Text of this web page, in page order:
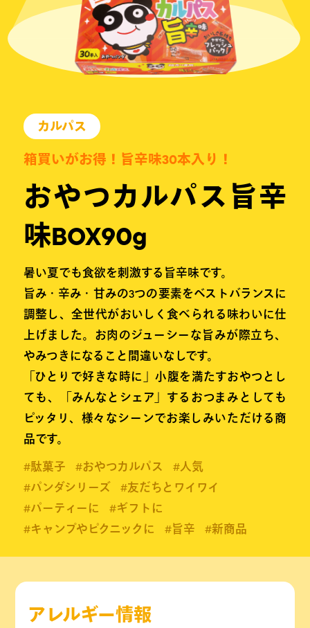
カルパス
箱買いがお得！旨辛味30本入り！
おやつカルパス旨辛
味BOX90g
暑い夏でも食欲を刺激する旨辛味です。
旨み・辛み・甘みの3つの要素をベストバランスに
調整し、全世代がおいしく食べられる味わいに仕
上げました。お肉のジューシーな旨みが際立ち、
やみつきになること間違いなしです。
「ひとりで好きな時に」小腹を満たすおやつとし
ても、「みんなとシェア」するおつまみとしても
ピッタリ、様々なシーンでお楽しみいただける商
品です。
#駄菓子 #おやつカルパス
#人気
#パンダシリーズ
#友だちとワイワイ
#パーティーに
#ギフトに
#キャンプやピクニックに
#旨辛 #新商品
アレルギー情報